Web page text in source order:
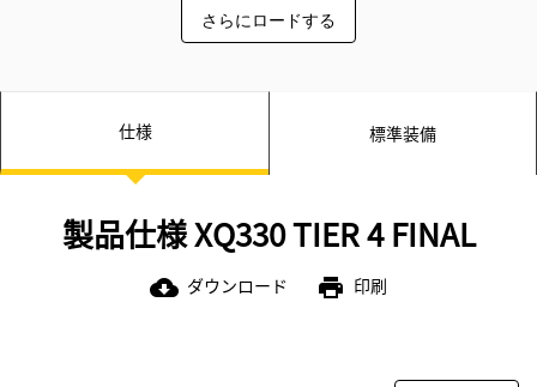
さらにロードする
仕様 標準装備
製品仕様 XQ330 TIER 4 FINAL
cloud_download ダウンロード print 印刷